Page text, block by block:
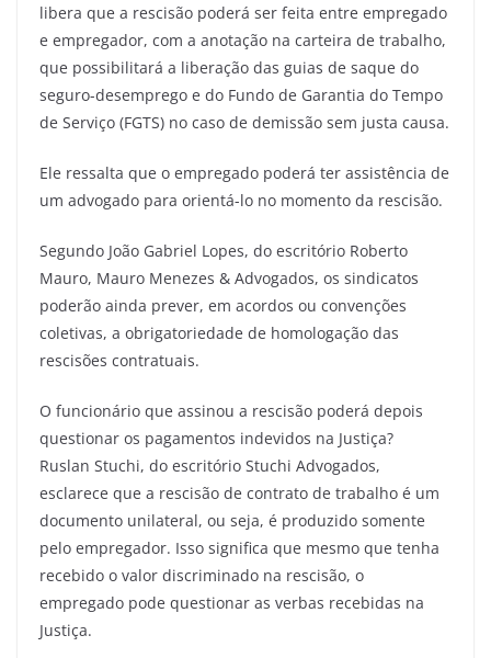
libera que a rescisão poderá ser feita entre empregado
e empregador, com a anotação na carteira de trabalho,
que possibilitará a liberação das guias de saque do
seguro-desemprego e do Fundo de Garantia do Tempo
de Serviço (FGTS) no caso de demissão sem justa causa.
Ele ressalta que o empregado poderá ter assistência de
um advogado para orientá-lo no momento da rescisão.
Segundo João Gabriel Lopes, do escritório Roberto
Mauro, Mauro Menezes & Advogados, os sindicatos
poderão ainda prever, em acordos ou convenções
coletivas, a obrigatoriedade de homologação das
rescisões contratuais.
O funcionário que assinou a rescisão poderá depois
questionar os pagamentos indevidos na Justiça?
Ruslan Stuchi, do escritório Stuchi Advogados,
esclarece que a rescisão de contrato de trabalho é um
documento unilateral, ou seja, é produzido somente
pelo empregador. Isso significa que mesmo que tenha
recebido o valor discriminado na rescisão, o
empregado pode questionar as verbas recebidas na
Justiça.